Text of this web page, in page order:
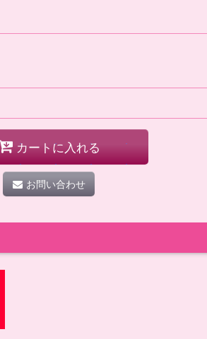
カートに入れる
お問い合わせ